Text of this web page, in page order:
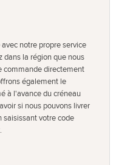
notre propre service
dans la région que nous
commande directement
également le
à l'avance du créneau
si nous pouvons livrer
saisissant votre code